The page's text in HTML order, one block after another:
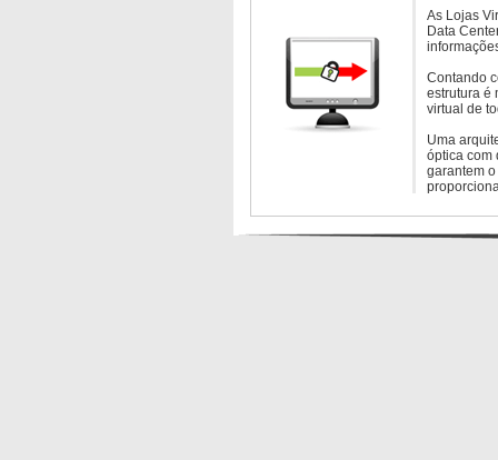
As Lojas
Data
Contando
estrutura é
virtual de
Uma
óptica com
garantem